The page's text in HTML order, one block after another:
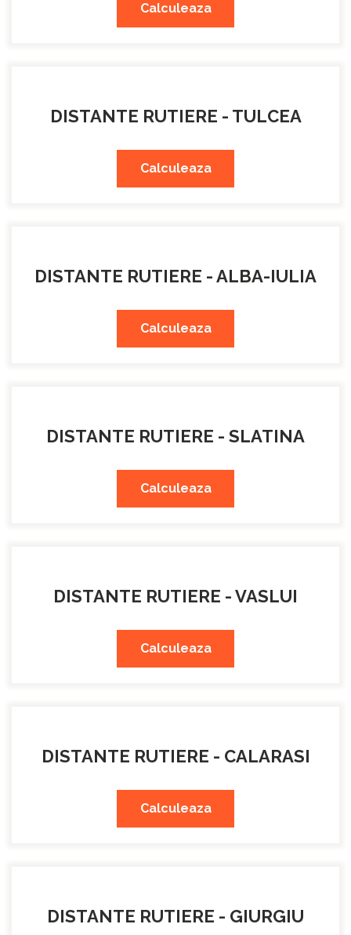
Calculeaza
DISTANTE RUTIERE - TULCEA
Calculeaza
DISTANTE RUTIERE - ALBA-IULIA
Calculeaza
DISTANTE RUTIERE - SLATINA
Calculeaza
DISTANTE RUTIERE - VASLUI
Calculeaza
DISTANTE RUTIERE - CALARASI
Calculeaza
DISTANTE RUTIERE - GIURGIU